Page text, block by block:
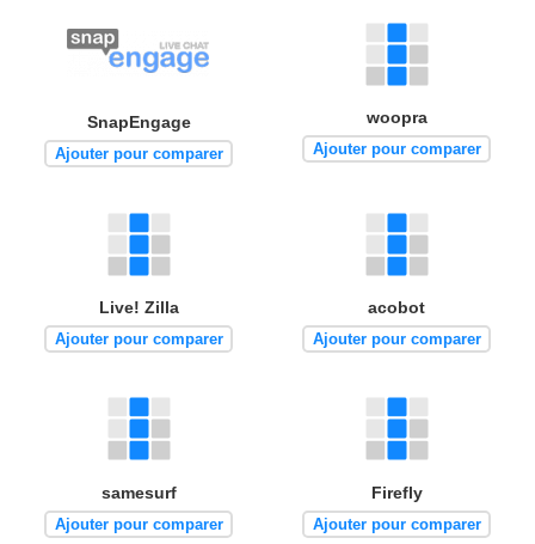
SnapEngage
Ajouter pour comparer
woopra
Ajouter pour comparer
Live! Zilla
Ajouter pour comparer
acobot
Ajouter pour comparer
samesurf
Ajouter pour comparer
Firefly
Ajouter pour comparer